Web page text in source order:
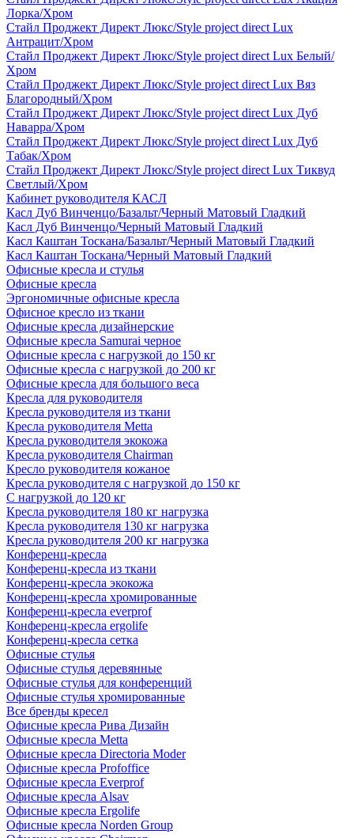
Лорка/Хром
Стайл Проджект Директ Люкс/Style project direct Lux
Антрацит/Хром
Стайл Проджект Директ Люкс/Style project direct Lux Белый/
Хром
Стайл Проджект Директ Люкс/Style project direct Lux Вяз
Благородный/Хром
Стайл Проджект Директ Люкс/Style project direct Lux Дуб
Наварра/Хром
Стайл Проджект Директ Люкс/Style project direct Lux Дуб
Табак/Хром
Стайл Проджект Директ Люкс/Style project direct Lux Тиквуд
Светлый/Хром
Кабинет руководителя КАСЛ
Касл Дуб Винченцо/Базальт/Черный Матовый Гладкий
Касл Дуб Винченцо/Черный Матовый Гладкий
Касл Каштан Тоскана/Базальт/Черный Матовый Гладкий
Касл Каштан Тоскана/Черный Матовый Гладкий
Офисные кресла и стулья
Офисные кресла
Эргономичные офисные кресла
Офисное кресло из ткани
Офисные кресла дизайнерские
Офисные кресла Samurai черное
Офисные кресла с нагрузкой до 150 кг
Офисные кресла с нагрузкой до 200 кг
Офисные кресла для большого веса
Кресла для руководителя
Кресла руководителя из ткани
Кресла руководителя Metta
Кресла руководителя экокожа
Кресла руководителя Chairman
Кресло руководителя кожаное
Кресла руководителя с нагрузкой до 150 кг
С нагрузкой до 120 кг
Кресла руководителя 180 кг нагрузка
Кресла руководителя 130 кг нагрузка
Кресла руководителя 200 кг нагрузка
Конференц-кресла
Конференц-кресла из ткани
Конференц-кресла экокожа
Конференц-кресла хромированные
Конференц-кресла everprof
Конференц-кресла ergolife
Конференц-кресла сетка
Офисные стулья
Офисные стулья деревянные
Офисные стулья для конференций
Офисные стулья хромированные
Все бренды кресел
Офисные кресла Рива Дизайн
Офисные кресла Metta
Офисные кресла Directoria Moder
Офисные кресла Profoffice
Офисные кресла Everprof
Офисные кресла Alsav
Офисные кресла Ergolife
Офисные кресла Norden Group